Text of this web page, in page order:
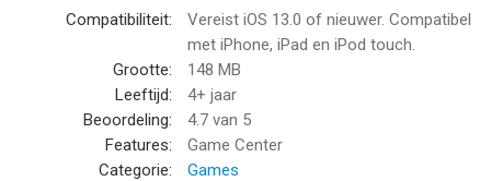
kenmerkende Cut the Rope-humor
REIS DOOR DE TIJD
MIDDELEEUWEN
Breek kettingen met scherpe messen voor Kruisridder-Nom.
Voor het koninkrijk!
Compatibiliteit:
Vereist iOS 13.0 of nieuwer. Compatibel
met iPhone, iPad en iPod touch.
Grootte:
148 MB
Leeftijd:
4+ jaar
Beoordeling:
4.7 van 5
Features:
Game Center
Categorie:
Games